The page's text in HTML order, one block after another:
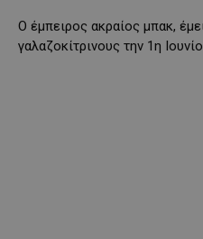
O έμπειρος ακραίος μπακ,
γαλαζοκίτρινους την 1η